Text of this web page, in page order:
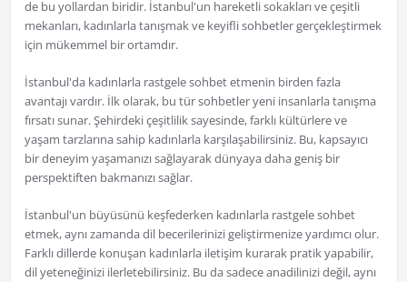
de bu yollardan biridir. İstanbul'un hareketli sokakları ve çeşitli
mekanları, kadınlarla tanışmak ve keyifli sohbetler gerçekleştirmek
için mükemmel bir ortamdır.
İstanbul'da kadınlarla rastgele sohbet etmenin birden fazla
avantajı vardır. İlk olarak, bu tür sohbetler yeni insanlarla tanışma
fırsatı sunar. Şehirdeki çeşitlilik sayesinde, farklı kültürlere ve
yaşam tarzlarına sahip kadınlarla karşılaşabilirsiniz. Bu, kapsayıcı
bir deneyim yaşamanızı sağlayarak dünyaya daha geniş bir
perspektiften bakmanızı sağlar.
İstanbul'un büyüsünü keşfederken kadınlarla rastgele sohbet
etmek, aynı zamanda dil becerilerinizi geliştirmenize yardımcı olur.
Farklı dillerde konuşan kadınlarla iletişim kurarak pratik yapabilir,
dil yeteneğinizi ilerletebilirsiniz. Bu da sadece anadilinizi değil, aynı